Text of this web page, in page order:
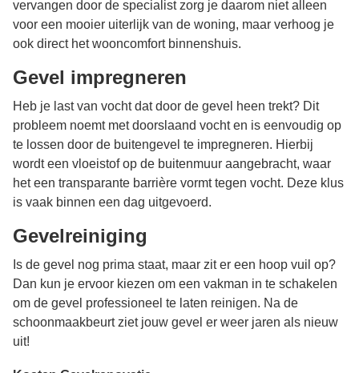
vervangen door de specialist zorg je daarom niet alleen
voor een mooier uiterlijk van de woning, maar verhoog je
ook direct het wooncomfort binnenshuis.
Gevel impregneren
Heb je last van vocht dat door de gevel heen trekt? Dit
probleem noemt met doorslaand vocht en is eenvoudig op
te lossen door de buitengevel te impregneren. Hierbij
wordt een vloeistof op de buitenmuur aangebracht, waar
het een transparante barrière vormt tegen vocht. Deze klus
is vaak binnen een dag uitgevoerd.
Gevelreiniging
Is de gevel nog prima staat, maar zit er een hoop vuil op?
Dan kun je ervoor kiezen om een vakman in te schakelen
om de gevel professioneel te laten reinigen. Na de
schoonmaakbeurt ziet jouw gevel er weer jaren als nieuw
uit!